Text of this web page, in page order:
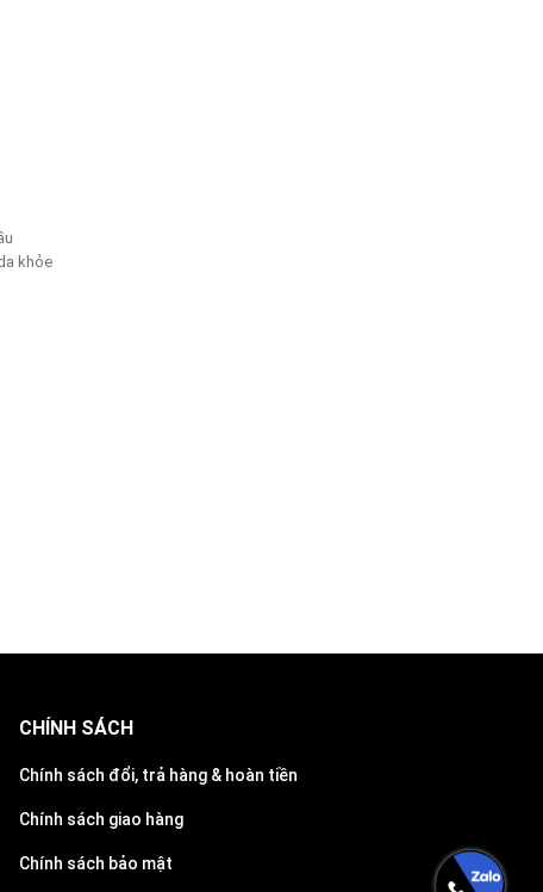
khỏe
CHÍNH SÁCH
Chính sách đổi, trả hàng & hoàn tiền
Chính sách giao hàng
Chính sách bảo mật